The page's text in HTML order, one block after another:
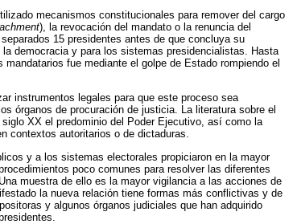
mecanismos constitucionales para remover del cargo
), la revocación del mandato o la renuncia del
15 presidentes antes de que concluya su
democracia y para los sistemas presidencialistas. Hasta
fue mediante el golpe de Estado rompiendo el
instrumentos legales para que este proceso sea
órganos de procuración de justicia. La literatura sobre el
XX el predominio del Poder Ejecutivo, así como la
contextos autoritarios o de dictaduras.
y a los sistemas electorales propiciaron en la mayor
poco comunes para resolver las diferentes
muestra de ello es la mayor vigilancia a las acciones de
la nueva relación tiene formas más conflictivas y de
y algunos órganos judiciales que han adquirido